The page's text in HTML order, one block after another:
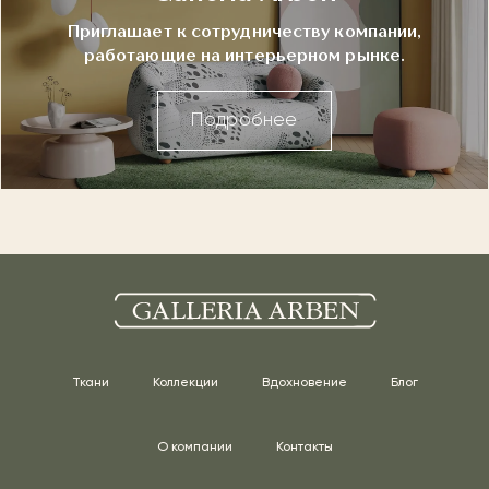
Приглашает к сотрудничеству компании,
работающие на интерьерном рынке.
Подробнее
Ткани Коллекции Вдохновение Блог
О компании Контакты